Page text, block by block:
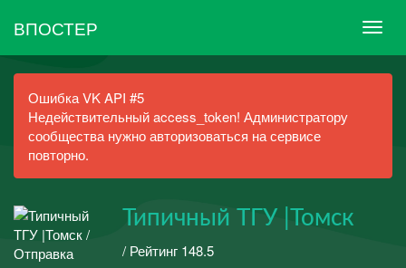
ВПОСТЕР
Ошибка VK API #5
Недействительный access_token! Администратору
сообщества нужно авторизоваться на сервисе
повторно.
Типичный ТГУ |Томск
/ Рейтинг 148.5